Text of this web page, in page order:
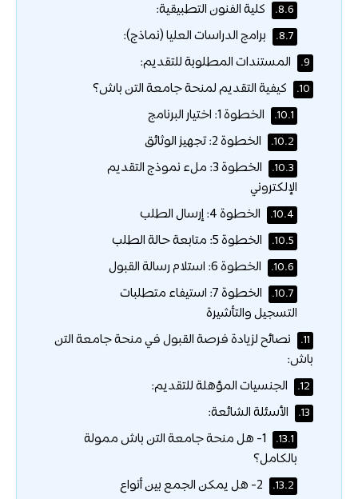
8.6. كلية الفنون التطبيقية:
8.7. برامج الدراسات العليا (نماذج):
9. المستندات المطلوبة للتقديم:
10. كيفية التقديم لمنحة جامعة التن باش؟
10.1. الخطوة 1: اختيار البرنامج
10.2. الخطوة 2: تجهيز الوثائق
10.3.
الخطوة 3: ملء نموذج التقديم
الإلكتروني
10.4. الخطوة 4: إرسال الطلب
10.5. الخطوة 5: متابعة حالة الطلب
10.6. الخطوة 6: استلام رسالة القبول
10.7.
الخطوة 7: استيفاء متطلبات
التسجيل والتأشيرة
11.
نصائح لزيادة فرصة القبول في منحة جامعة التن
باش:
12. الجنسيات المؤهلة للتقديم:
13. الأسئلة الشائعة:
13.1.
1- هل منحة جامعة التن باش ممولة
بالكامل؟
13.2.
2- هل يمكن الجمع بين أنواع